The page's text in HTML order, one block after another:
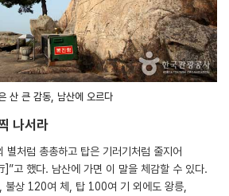
산 큰 감동, 남산에 오르다
나서라
별처럼 총총하고 탑은 기러기처럼 줄지어
]”고 했다. 남산에 가면 이 말을 체감할 수 있다.
불상 120여 체, 탑 100여 기 외에도 왕릉,